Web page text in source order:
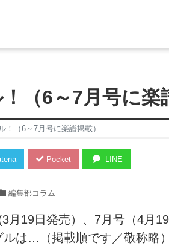
（6～7月号に楽
！（6～7月号に楽譜掲載）
Pocket LINE
編集部コラム
月19日発売）、7月号（4月
は…（掲載順です／敬称略）